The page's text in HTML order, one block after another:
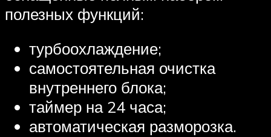
полезных функций:
турбоохлаждение;
самостоятельная очистка
внутреннего блока;
таймер на 24 часа;
автоматическая разморозка.